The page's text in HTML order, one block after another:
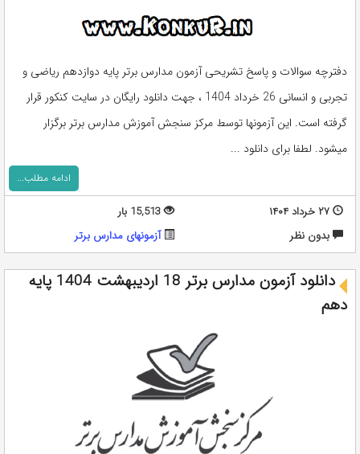
دفترچه سوالات و پاسخ تشریحی آزمون مدارس برتر پایه دوازدهم ریاضی و
تجربی و انسانی 26 خرداد 1404 ، جهت دانلود رایگان در سایت کنکور قرار
گرفته است. این آزمونها توسط مرکز سنجش آموزش مدارس برتر برگزار
میشود. لطفا برای دانلود ...
ادامه مطلب...
۲۷ خرداد ۱۴۰۴
15,513 بار
بدون نظر
آزمونهای مدارس برتر
دانلود آزمون مدارس برتر 18 اردیبهشت 1404 پایه
دهم